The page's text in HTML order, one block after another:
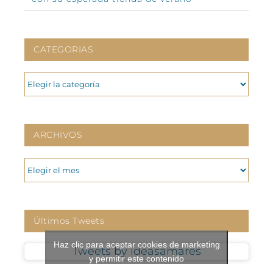
CATEGORIAS
CATEGORIAS
ARCHIVOS
ARCHIVOS
Últimos Tweets
Tweets by ideasamares
Haz clic para aceptar cookies de marketing
y permitir este contenido